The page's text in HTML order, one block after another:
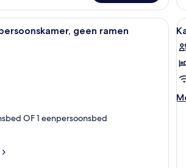
Standaard driepersoonskamer, geen
geen ramen
OF 1 eenpersoonsbed